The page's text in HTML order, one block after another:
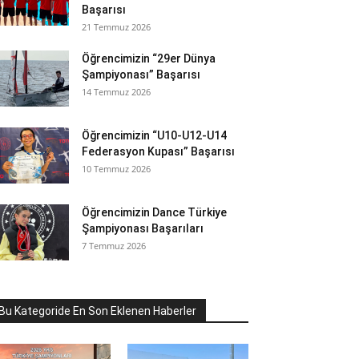
Başarısı
21 Temmuz 2026
Öğrencimizin “29er Dünya
Şampiyonası” Başarısı
14 Temmuz 2026
Öğrencimizin “U10-U12-U14
Federasyon Kupası” Başarısı
10 Temmuz 2026
Öğrencimizin Dance Türkiye
Şampiyonası Başarıları
7 Temmuz 2026
Kategoride En Son Eklenen Haberler